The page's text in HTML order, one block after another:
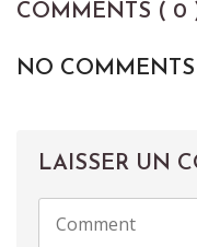
COMMENTS ( 0
NO COMMENTS
LAISSER UN